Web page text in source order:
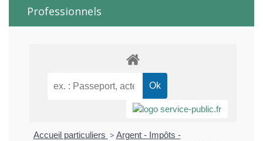
Professionnels
Accueil particuliers > Argent - Impôts -